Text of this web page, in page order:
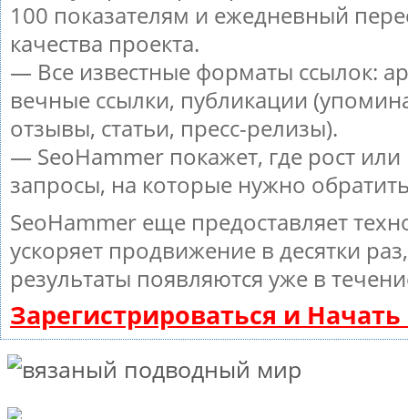
100 показателям и ежедневный
качества проекта.
— Все известные форматы ссылок:
вечные ссылки, публикации
отзывы, статьи, пресс-релизы).
— SeoHammer покажет, где рост или
запросы, на которые нужно
SeoHammer еще предоставляет
ускоряет продвижение в десятки
результаты появляются уже в
Зарегистрироваться и